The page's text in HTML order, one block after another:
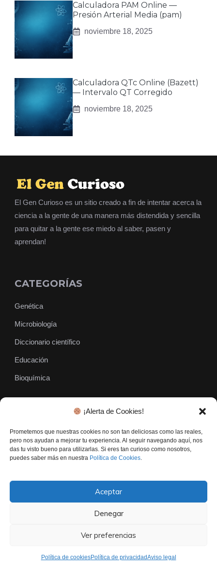
¡Alerta de Cookies!
Prometemos que nuestras cookies no son tan deliciosas como las reales,
pero nos ayudan a mejorar tu experiencia. Al seguir navegando aquí, nos
das tu visto bueno para utilizarlas. Si eres tan curioso como nosotros,
puedes saber más en nuestra Política de Cookies.
Aceptar
Denegar
Ver preferencias
Política de cookiesPolítica de privacidadAviso legal
Calculadora PAM Online —
Presión Arterial Media (pam)
noviembre 18, 2025
Calculadora QTc Online (Bazett)
— Intervalo QT Corregido
noviembre 18, 2025
El Gen Curioso es un sitio creado a fin de intentar acerca la
ciencia a la gente de una manera más distendida y sencilla
para quitar a la gente ese miedo al saber, pasen y
aprendan!
CATEGORÍAS
Genética
Microbiología
Diccionario científico
Educación
Bioquímica
Politica De Privacidad